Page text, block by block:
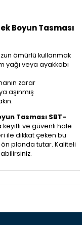
Boyun Tasması
ömürlü kullanmak
veya ayakkabı
zarar
aşınmış
Tasması SBT-
keyifli ve güvenli hale
ile dikkat çeken bu
ön planda tutar. Kaliteli